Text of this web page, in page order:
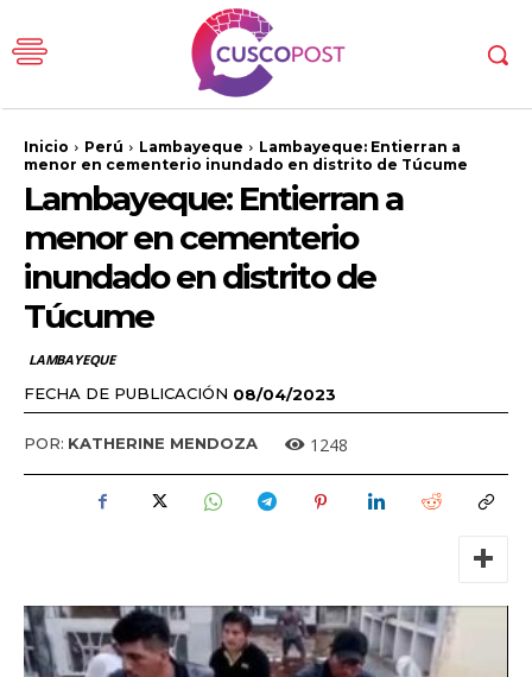
Inicio Perú Lambayeque
Lambayeque: Entierran a
menor en cementerio inundado en distrito de Túcume
Lambayeque: Entierran a
menor en cementerio
inundado en distrito de
Túcume
LAMBAYEQUE
FECHA DE PUBLICACIÓN 08/04/2023
POR: KATHERINE MENDOZA 1248